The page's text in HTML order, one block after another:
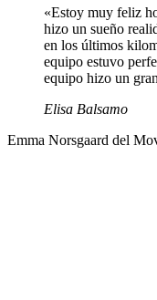
«Estoy muy feliz
hizo un sueño
en los últimos
equipo estuvo
equipo hizo un
Elisa Balsamo
Emma Norsgaard del